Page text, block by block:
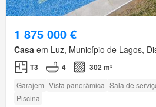
1 875 000 €
Casa em Luz, Município de Lagos,
T3 4 302 m²
Garajem Vista panorâmica Sala de
Piscina